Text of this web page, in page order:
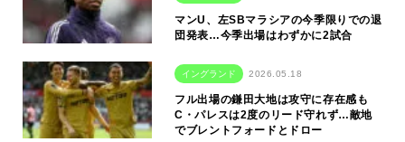
マンU、左SBマラシアの今季限りでの退
団発表…今季出場はわずかに2試合
イングランド 2026.05.18
フル出場の鎌田大地は攻守に存在感も
C・パレスは2度のリード守れず…敵地
でブレントフォードとドロー